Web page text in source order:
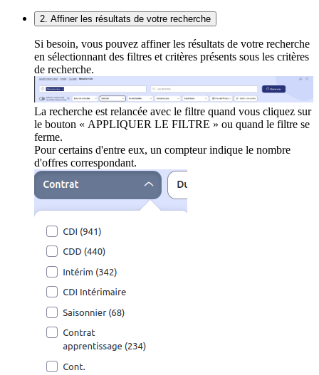
2. Affiner les résultats de votre recherche
Si besoin, vous pouvez affiner les résultats de votre recherche
en sélectionnant des filtres et critères présents sous les critères
de recherche.
La recherche est relancée avec le filtre quand vous cliquez sur
le bouton « APPLIQUER LE FILTRE » ou quand le filtre se
ferme.
Pour certains d'entre eux, un compteur indique le nombre
d'offres correspondant.